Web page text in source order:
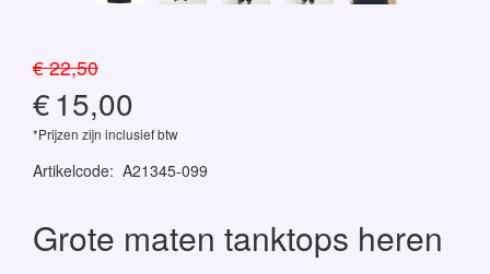
€ 22,50
€15,00
*Prijzen zijn inclusief btw
Artikelcode: A21345-099
Grote maten tanktops heren